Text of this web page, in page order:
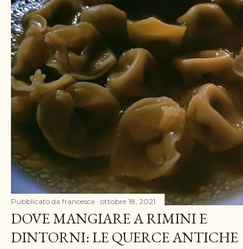
Pubblicato da francesca ottobre 18, 2021
DOVE MANGIARE A RIMINI E
DINTORNI: LE QUERCE ANTICHE